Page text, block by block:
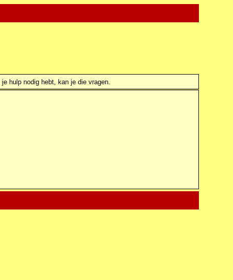
hulp nodig hebt, kan je die vragen.